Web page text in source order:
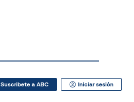
Suscribete a ABC Iniciar sesión